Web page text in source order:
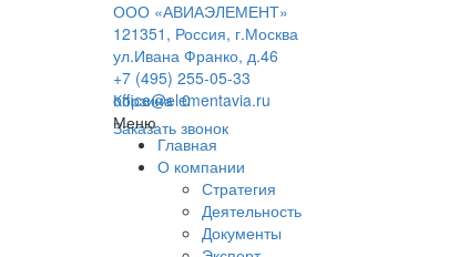
ООО «АВИАЭЛЕМЕНТ»
121351, Россия, г.Москва
ул.Ивана Франко, д.46
+7 (495) 255-05-33
office@elementavia.ru
Заказать звонок
Корзина0
Меню
Главная
О компании
Стратегия
Деятельность
Документы